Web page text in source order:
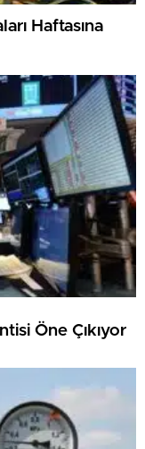
Haftasına
Öne Çıkıyor